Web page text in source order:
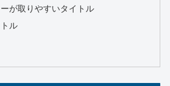
が取りやすいタイトル
ル